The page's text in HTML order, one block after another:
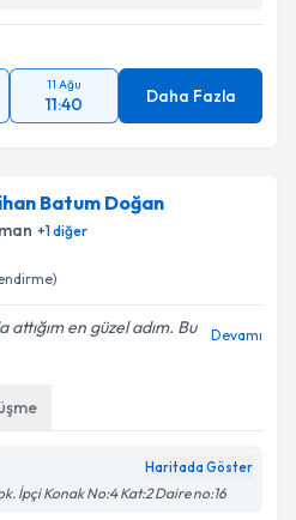
11 Ağu
11:40 Daha Fazla
Batum Doğan
+1diğer
en güzel adım. Bu
Devamı
Haritada Göster
İpçi Konak No:4 Kat:2 Daire no:16